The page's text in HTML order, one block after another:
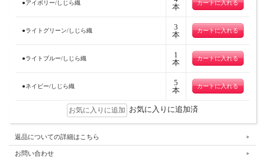
●アイボリー/しじら織
本
●ライトグリーン/しじら織
3
本
●ライトブルー/しじら織
1
本
●ネイビー/しじら織
5
本
お気に入りに追加済
返品についての詳細はこちら
お問い合わせ